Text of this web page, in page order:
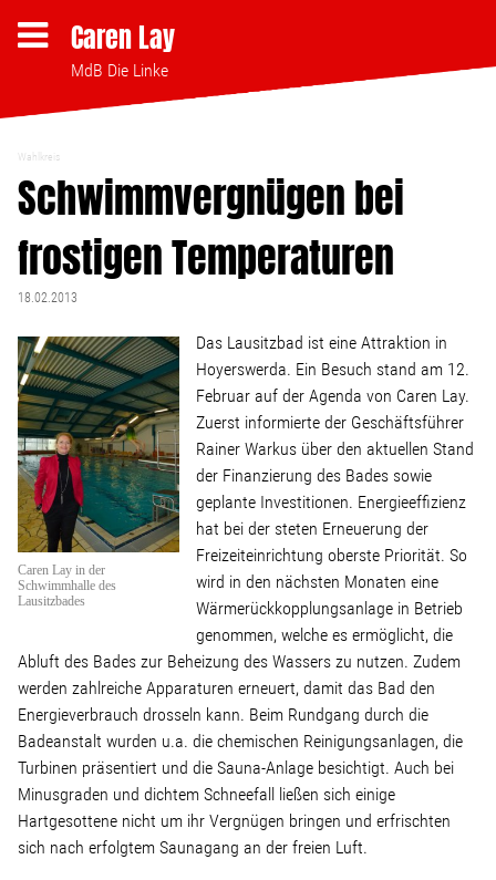
Caren Lay
MdB Die Linke
Themen
Bezahlbares Wohnen
Strukturwandel
Bodenpolitik
Linke Zukunftsdebatte
Sonstiges
Wahlkreis
Pressemitteilungen
Presse
Pressebilder
Wahlkreis
Schwimmvergnügen bei
frostigen Temperaturen
18.02.2013
Caren Lay in der
Schwimmhalle des
Lausitzbades
Das Lausitzbad ist eine Attraktion in
Hoyerswerda. Ein Besuch stand am 12.
Februar auf der Agenda von Caren Lay.
Zuerst informierte der Geschäftsführer
Rainer Warkus über den aktuellen Stand
der Finanzierung des Bades sowie
geplante Investitionen. Energieeffizienz
hat bei der steten Erneuerung der
Freizeiteinrichtung oberste Priorität. So
wird in den nächsten Monaten eine
Wärmerückkopplungsanlage in Betrieb
genommen, welche es ermöglicht, die
Abluft des Bades zur Beheizung des Wassers zu nutzen. Zudem
werden zahlreiche Apparaturen erneuert, damit das Bad den
Energieverbrauch drosseln kann. Beim Rundgang durch die
Badeanstalt wurden u.a. die chemischen Reinigungsanlagen, die
Turbinen präsentiert und die Sauna-Anlage besichtigt. Auch bei
Minusgraden und dichtem Schneefall ließen sich einige
Hartgesottene nicht um ihr Vergnügen bringen und erfrischten
sich nach erfolgtem Saunagang an der freien Luft.